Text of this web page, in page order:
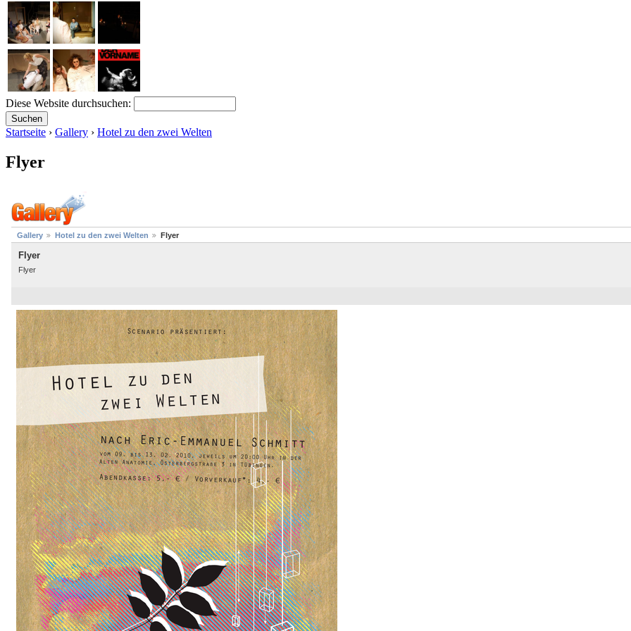
Diese Website durchsuchen:
Startseite › Gallery › Hotel zu den zwei Welten
Flyer
Gallery Hotel zu den zwei Welten Flyer
Flyer
Flyer